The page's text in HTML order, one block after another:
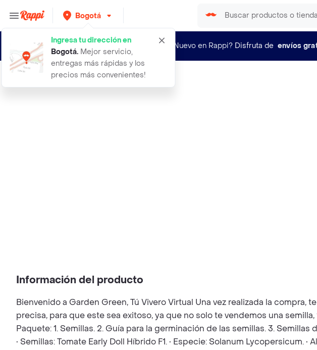
Bogotá
Ingresa tu dirección en
Bogotá. Mejor servicio,
entregas más rápidas y los
precios más convenientes!
¿Nuevo en Rappi? Disfruta de envíos
500 semillas de tomate early doll h
Información del producto
Bienvenido a Garden Green, Tú Vivero Virtual Una vez realizada la
precisa, para que este sea exitoso, ya que no solo te vendemos una
Paquete: 1. Semillas. 2. Guía para la germinación de las semillas. 3.
• Semillas: Tomate Early Doll Híbrido F1. • Especie: Solanum Lycopersicum.